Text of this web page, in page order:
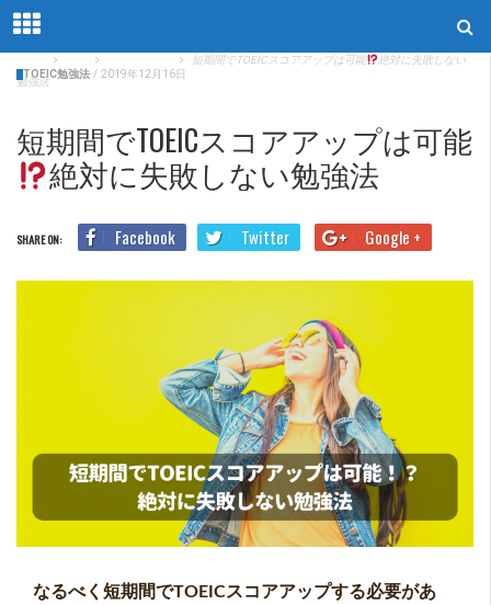
短期間でTOEICスコアアップは可能
絶対に失敗しない
勉強法
TOEIC勉強法 / 2019年12月16日
短期間でTOEICスコアアップは可能
絶対に失敗しない勉強法
SHARE ON: Facebook Twitter Google +
なるべく短期間でTOEICスコアアップする必要があ